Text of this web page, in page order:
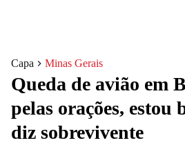
Capa Minas Gerais
Queda de avião em
pelas orações, estou
diz sobrevivente